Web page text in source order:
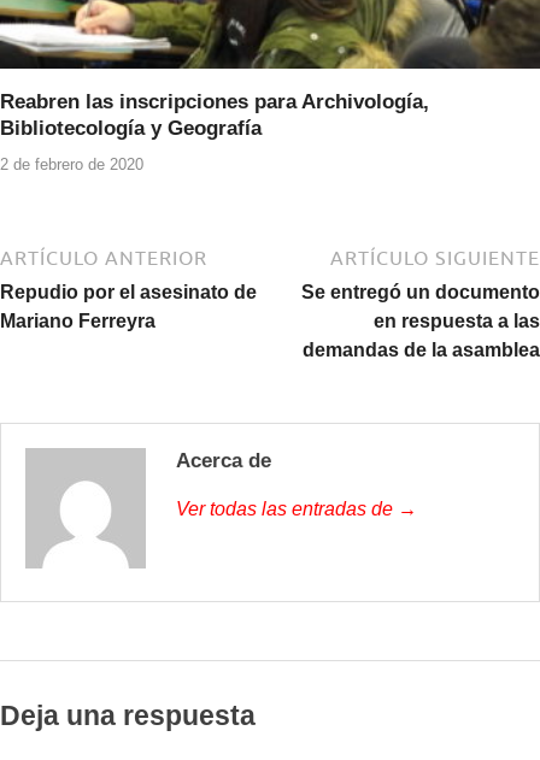
Reabren las inscripciones para Archivología,
Bibliotecología y Geografía
2 de febrero de 2020
ARTÍCULO ANTERIOR
Repudio por el asesinato de
Mariano Ferreyra
ARTÍCULO SIGUIENTE
Se entregó un documento
en respuesta a las
demandas de la asamblea
Acerca de
Ver todas las entradas de →
Deja una respuesta